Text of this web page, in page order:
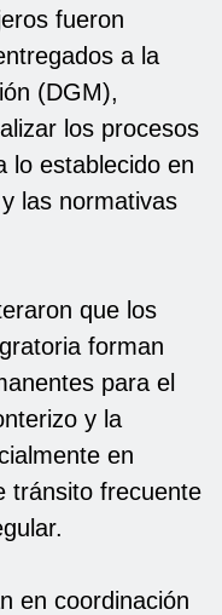
fueron
a la
(DGM),
los procesos
lo establecido en
las normativas
que los
forman
para el
y la
en
tránsito frecuente
en coordinación